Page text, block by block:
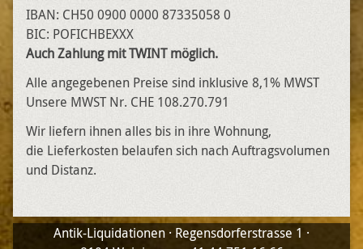
IBAN: CH50 0900 0000 87335058 0
BIC: POFICHBEXXX
Auch Zahlung mit TWINT möglich.
Alle angegebenen Preise sind inklusive 8,1% MWST
Unsere MWST Nr. CHE 108.270.791
Wir liefern ihnen alles bis in ihre Wohnung,
die Lieferkosten belaufen sich nach Auftragsvolumen
und Distanz.
Antik-Liquidationen · Regensdorferstrasse 1 ·